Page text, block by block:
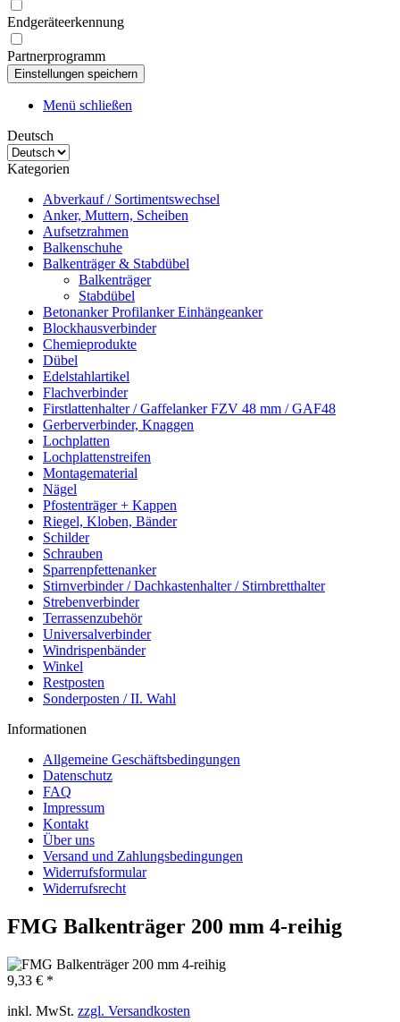
Endgeräteerkennung
Partnerprogramm
Menü schließen
Deutsch
Kategorien
Abverkauf / Sortimentswechsel
Anker, Muttern, Scheiben
Aufsetzrahmen
Balkenschuhe
Balkenträger & Stabdübel
Balkenträger
Stabdübel
Betonanker Profilanker Einhängeanker
Blockhausverbinder
Chemieprodukte
Dübel
Edelstahlartikel
Flachverbinder
Firstlattenhalter / Gaffelanker FZV 48 mm / GAF48
Gerberverbinder, Knaggen
Lochplatten
Lochplattenstreifen
Montagematerial
Nägel
Pfostenträger + Kappen
Riegel, Kloben, Bänder
Schilder
Schrauben
Sparrenpfettenanker
Stirnverbinder / Dachkastenhalter / Stirnbretthalter
Strebenverbinder
Terrassenzubehör
Universalverbinder
Windrispenbänder
Winkel
Restposten
Sonderposten / II. Wahl
Informationen
Allgemeine Geschäftsbedingungen
Datenschutz
FAQ
Impressum
Kontakt
Über uns
Versand und Zahlungsbedingungen
Widerrufsformular
Widerrufsrecht
FMG Balkenträger 200 mm 4-reihig
9,33 € *
inkl. MwSt. zzgl. Versandkosten